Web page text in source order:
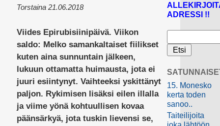
Torstaina 21.06.2018
Viides Epirubisiinipäivä. Viikon
saldo: Melko samankaltaiset fiilikset
kuten aina sunnuntain jälkeen,
lukuun ottamatta huimausta, jota ei
juuri esiintynyt. Vaihteeksi yskittänyt
paljon. Rykimisen lisäksi eilen illalla
ja viime yönä kohtuullisen kovaa
päänsärkyä, jota tuskin lievensi se,
ADRESSI !!
15. Monesko
kerta toden
sanoo..
Taiteilijoita